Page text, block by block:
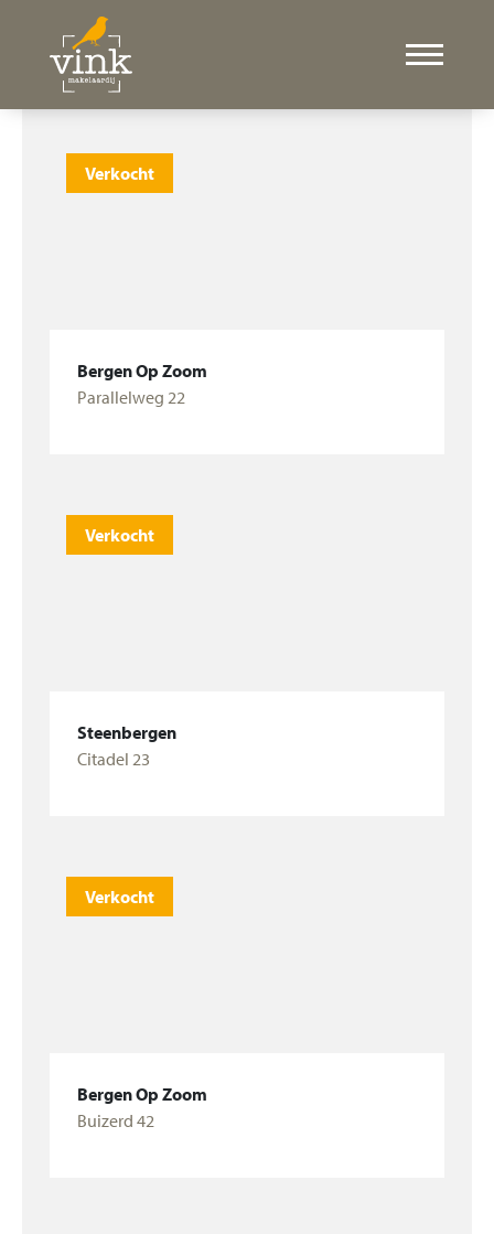
Verkocht
Bergen Op Zoom
Parallelweg 22
Verkocht
Steenbergen
Citadel 23
Verkocht
Bergen Op Zoom
Buizerd 42